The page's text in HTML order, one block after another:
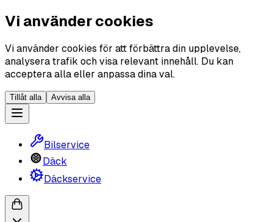
Vi använder cookies
Vi använder cookies för att förbättra din upplevelse,
analysera trafik och visa relevant innehåll. Du kan
acceptera alla eller anpassa dina val.
Tillåt alla Avvisa alla
Bilservice
Däck
Däckservice